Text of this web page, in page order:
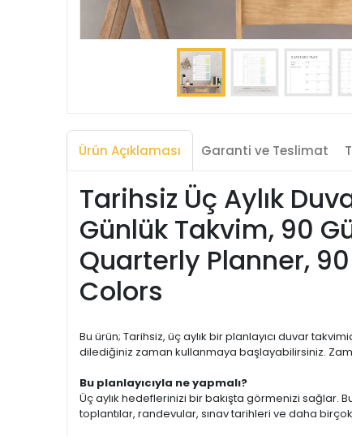
Ürün Açıklaması Garanti ve Teslimat
Tarihsiz Üç Aylık
Günlük Takvim, 90
Quarterly Planner,
Colors
Bu ürün; Tarihsiz, üç aylık bir planlayıcı duvar
dilediğiniz zaman kullanmaya başlayabilirsiniz.
Bu planlayıcıyla ne yapmalı?
Üç aylık hedeflerinizi bir bakışta görmenizi sağlar.
toplantılar, randevular, sınav tarihleri ve daha